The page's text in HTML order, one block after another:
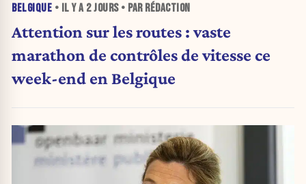
BELGIQUE • IL Y A 2 JOURS• PAR RÉDACTION
Attention sur les routes : vaste
marathon de contrôles de vitesse ce
week-end en Belgique